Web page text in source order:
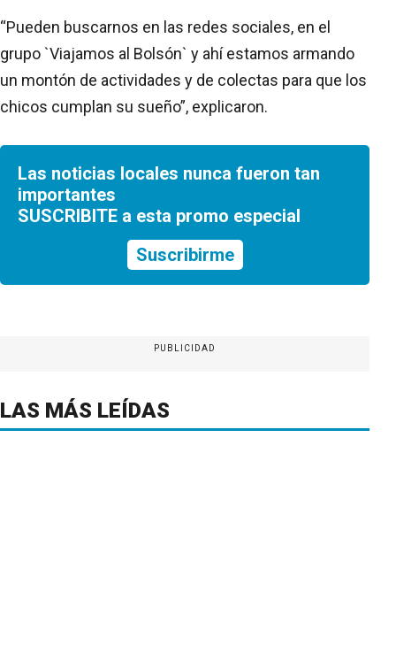
“Pueden buscarnos en las redes sociales, en el
grupo `Viajamos al Bolsón` y ahí estamos armando
un montón de actividades y de colectas para que los
chicos cumplan su sueño”, explicaron.
Las noticias locales nunca fueron tan
importantes
SUSCRIBITE a esta promo especial
Suscribirme
PUBLICIDAD
LAS MÁS LEÍDAS